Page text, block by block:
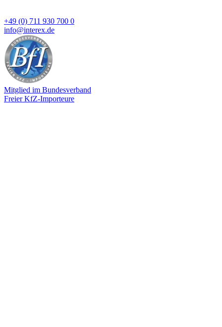
+49 (0) 711 930 700 0
info@interex.de
Mitglied im Bundesverband
Freier KfZ-Importeure